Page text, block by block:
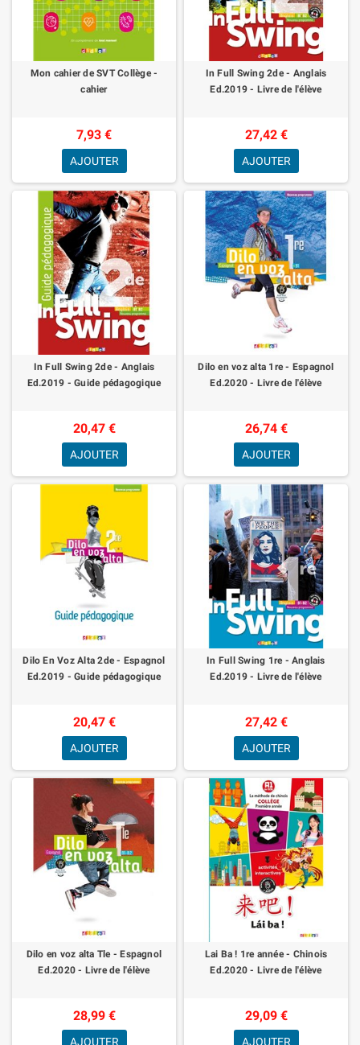
Mon cahier de SVT Collège -
cahier
7,93 €
AJOUTER
In Full Swing 2de - Anglais
Ed.2019 - Livre de l'élève
27,42 €
AJOUTER
In Full Swing 2de - Anglais
Ed.2019 - Guide pédagogique
20,47 €
AJOUTER
Dilo en voz alta 1re - Espagnol
Ed.2020 - Livre de l'élève
26,74 €
AJOUTER
Dilo En Voz Alta 2de - Espagnol
Ed.2019 - Guide pédagogique
20,47 €
AJOUTER
In Full Swing 1re - Anglais
Ed.2019 - Livre de l'élève
27,42 €
AJOUTER
Dilo en voz alta Tle - Espagnol
Ed.2020 - Livre de l'élève
28,99 €
AJOUTER
Lai Ba ! 1re année - Chinois
Ed.2020 - Livre de l'élève
29,09 €
AJOUTER